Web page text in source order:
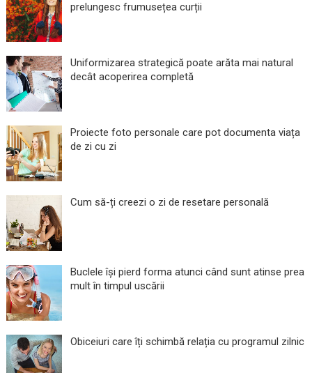
prelungesc frumusețea curții
Uniformizarea strategică poate arăta mai natural
decât acoperirea completă
Proiecte foto personale care pot documenta viața
de zi cu zi
Cum să-ți creezi o zi de resetare personală
Buclele își pierd forma atunci când sunt atinse prea
mult în timpul uscării
Obiceiuri care îți schimbă relația cu programul zilnic